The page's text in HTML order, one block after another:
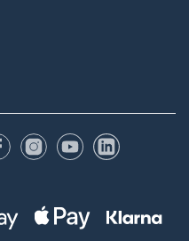
FacebookInstagram
YouTubeLinkedIn